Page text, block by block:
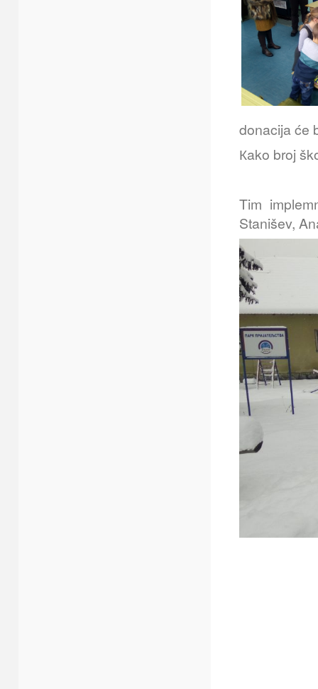
donacija će
Кako broj
Tim
Stanišev,